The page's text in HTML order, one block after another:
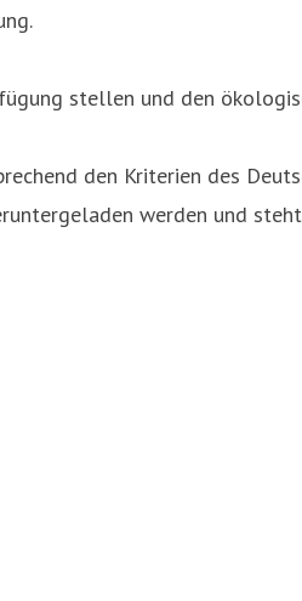
stellen und den
den Kriterien des
werden und